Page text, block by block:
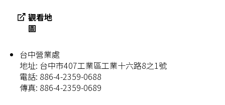
觀看地
圖
台中營業處
地址: 台中市407工業區工業十六路8之1號
電話: 886-4-2359-0688
傳真: 886-4-2359-0689